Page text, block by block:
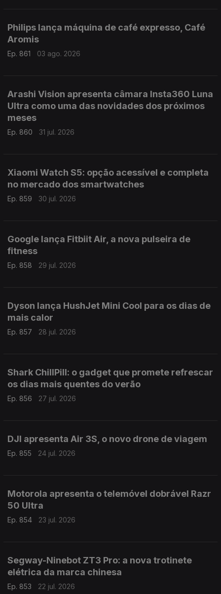
Philips lança máquina de café expresso, Café
Aromis
Ep. 861 03 ago. 2026
Arashi Vision apresenta câmara Insta360 Luna
Ultra como uma das novidades dos próximos
meses
Ep. 860 31 jul. 2026
Xiaomi Watch S5: opção acessível e completa
no mercado dos smartwatches
Ep. 859 30 jul. 2026
Google lança Fitbiit Air, a nova pulseira de
fitness
Ep. 858 29 jul. 2026
Dyson lança HushJet Mini Cool para os dias de
mais calor
Ep. 857 28 jul. 2026
Shark ChillPill: o gadget que promete refrescar
os dias mais quentes do verão
Ep. 856 27 jul. 2026
DJI apresenta Air 3S, o novo drone de viagem
Ep. 855 24 jul. 2026
Motorola apresenta o telemóvel dobrável Razr
50 Ultra
Ep. 854 23 jul. 2026
Segway-Ninebot ZT3 Pro: a nova trotinete
elétrica da marca chinesa
Ep. 853 22 jul. 2026